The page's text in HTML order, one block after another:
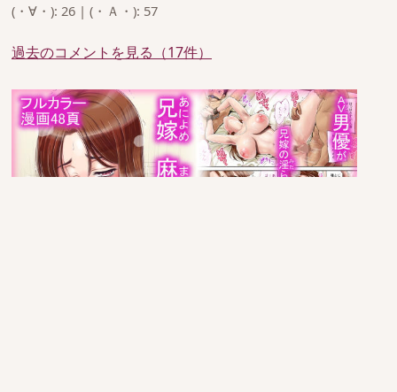
(・∀・): 26 | (・Ａ・): 57
過去のコメントを見る（17件）